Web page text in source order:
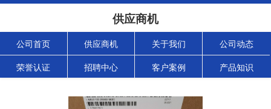
供应商机
公司首页 供应商机 关于我们 公司动态
荣誉认证 招聘中心 客户案例 产品知识